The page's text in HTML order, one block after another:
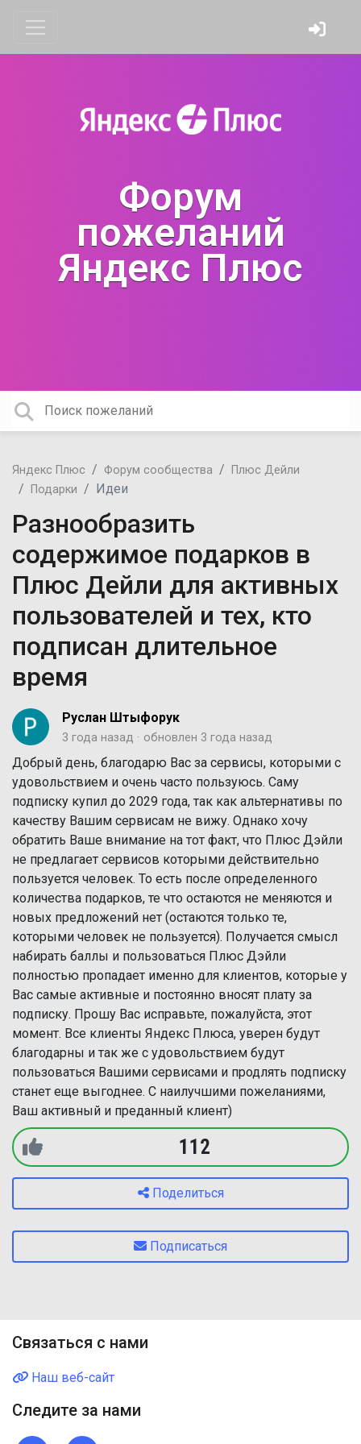
Форум
пожеланий
Яндекс Плюс
Яндекс Плюс Форум сообщества
Плюс Дейли
Подарки
Идеи
Разнообразить
содержимое подарков в
Плюс Дейли для активных
пользователей и тех, кто
подписан длительное
время
Руслан Штыфорук
3 года назад обновлен 3 года назад
Добрый день, благодарю Вас за сервисы, которыми с
удовольствием и очень часто пользуюсь. Саму
подписку купил до 2029 года, так как альтернативы по
качеству Вашим сервисам не вижу. Однако хочу
обратить Ваше внимание на тот факт, что Плюс Дэйли
не предлагает сервисов которыми действительно
пользуется человек. То есть после определенного
количества подарков, те что остаются не меняются и
новых предложений нет (остаются только те,
которыми человек не пользуется). Получается смысл
набирать баллы и пользоваться Плюс Дэйли
полностью пропадает именно для клиентов, которые у
Вас самые активные и постоянно вносят плату за
подписку. Прошу Вас исправьте, пожалуйста, этот
момент. Все клиенты Яндекс Плюса, уверен будут
благодарны и так же с удовольствием будут
пользоваться Вашими сервисами и продлять подписку
станет еще выгоднее. С наилучшими пожеланиями,
Ваш активный и преданный клиент)
112
Поделиться
Подписаться
Связаться с нами
Наш веб-сайт
Следите за нами